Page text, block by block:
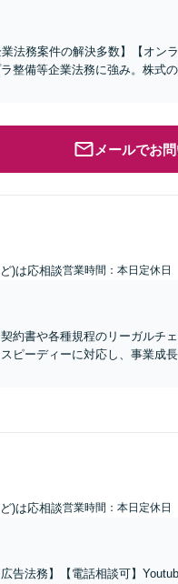
法務案件の解決多数】【オン
整備等企業法務に強み。株式
メールでお
)は応相談営業時間：本日定休日
約書や各種規程のリーガルチ
ピーディーに対応し、事業成
)は応相談営業時間：本日定休日
告法務】【電話相談可】